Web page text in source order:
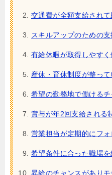
交通費が全額支給されて
スキルアップのための支
有給休暇が取得しやすく
産休・育休制度が整って
希望の勤務地で働けるチ
賞与が年2回支給される
営業担当が定期的にフォ
希望条件に合った職場を
昇給のチャンスがありモ